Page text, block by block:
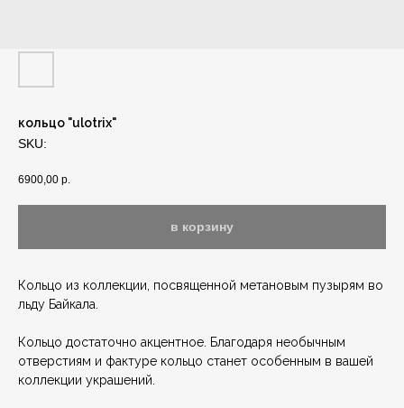
кольцо "ulotrix"
SKU:
6900,00 р.
в корзину
Кольцо из коллекции, посвященной метановым пузырям во
льду Байкала.
Кольцо достаточно акцентное. Благодаря необычным
отверстиям и фактуре кольцо станет особенным в вашей
коллекции украшений.